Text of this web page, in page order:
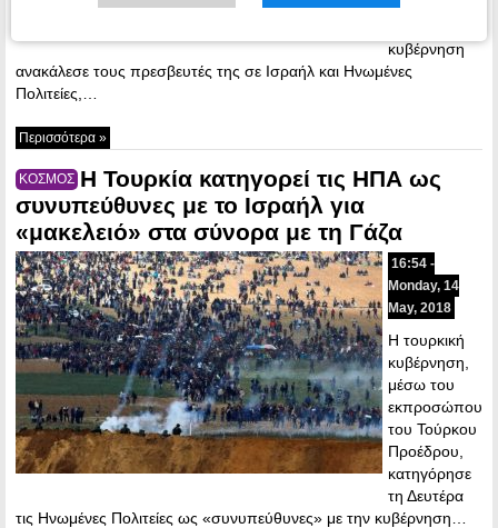
παγκοσμίως.
κυβέρνηση
ανακάλεσε τους πρεσβευτές της σε Ισραήλ και Ηνωμένες
Πολιτείες,…
Περισσότερα »
ΚΟΣΜΟΣ Η Τουρκία κατηγορεί τις ΗΠΑ ως
συνυπεύθυνες με το Ισραήλ για
«μακελειό» στα σύνορα με τη Γάζα
16:54 -
Monday, 14
May, 2018
Η τουρκική
κυβέρνηση,
μέσω του
εκπροσώπου
του Τούρκου
Προέδρου,
κατηγόρησε
τη Δευτέρα
τις Ηνωμένες Πολιτείες ως «συνυπεύθυνες» με την κυβέρνηση…